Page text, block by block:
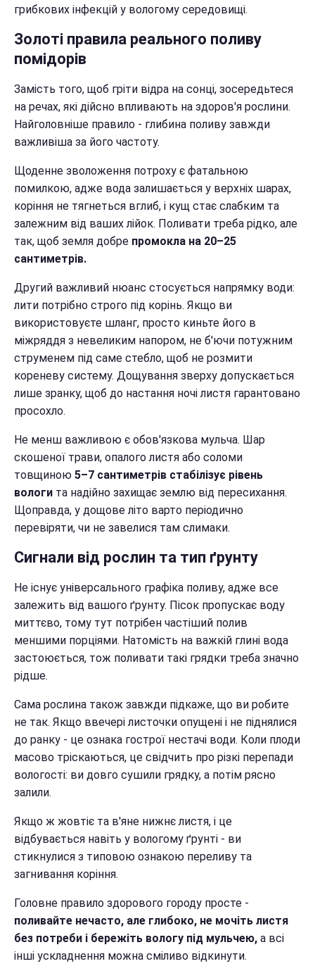
грибкових інфекцій у вологому середовищі.
Золоті правила реального поливу
помідорів
Замість того, щоб гріти відра на сонці, зосередьтеся
на речах, які дійсно впливають на здоров'я рослини.
Найголовніше правило - глибина поливу завжди
важливіша за його частоту.
Щоденне зволоження потроху є фатальною
помилкою, адже вода залишається у верхніх шарах,
коріння не тягнеться вглиб, і кущ стає слабким та
залежним від ваших лійок. Поливати треба рідко, але
так, щоб земля добре промокла на 20–25
сантиметрів.
Другий важливий нюанс стосується напрямку води:
лити потрібно строго під корінь. Якщо ви
використовуєте шланг, просто киньте його в
міжряддя з невеликим напором, не б'ючи потужним
струменем під саме стебло, щоб не розмити
кореневу систему. Дощування зверху допускається
лише зранку, щоб до настання ночі листя гарантовано
просохло.
Не менш важливою є обов'язкова мульча. Шар
скошеної трави, опалого листя або соломи
товщиною 5–7 сантиметрів стабілізує рівень
вологи та надійно захищає землю від пересихання.
Щоправда, у дощове літо варто періодично
перевіряти, чи не завелися там слимаки.
Сигнали від рослин та тип ґрунту
Не існує універсального графіка поливу, адже все
залежить від вашого ґрунту. Пісок пропускає воду
миттєво, тому тут потрібен частіший полив
меншими порціями. Натомість на важкій глині вода
застоюється, тож поливати такі грядки треба значно
рідше.
Сама рослина також завжди підкаже, що ви робите
не так. Якщо ввечері листочки опущені і не піднялися
до ранку - це ознака гострої нестачі води. Коли плоди
масово тріскаються, це свідчить про різкі перепади
вологості: ви довго сушили грядку, а потім рясно
залили.
Якщо ж жовтіє та в'яне нижнє листя, і це
відбувається навіть у вологому ґрунті - ви
стикнулися з типовою ознакою переливу та
загнивання коріння.
Головне правило здорового городу просте -
поливайте нечасто, але глибоко, не мочіть листя
без потреби і бережіть вологу під мульчею, а всі
інші ускладнення можна сміливо відкинути.